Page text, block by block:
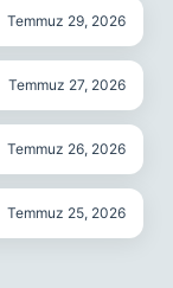
Temmuz 29, 2026
Temmuz 27, 2026
Temmuz 26, 2026
Temmuz 25, 2026